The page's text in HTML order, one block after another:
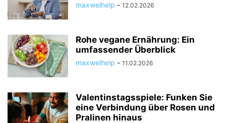
maxwelhelp - 12.02.2026
Rohe vegane Ernährung: Ein
umfassender Überblick
maxwelhelp - 11.02.2026
Valentinstagsspiele: Funken Sie
eine Verbindung über Rosen und
Pralinen hinaus